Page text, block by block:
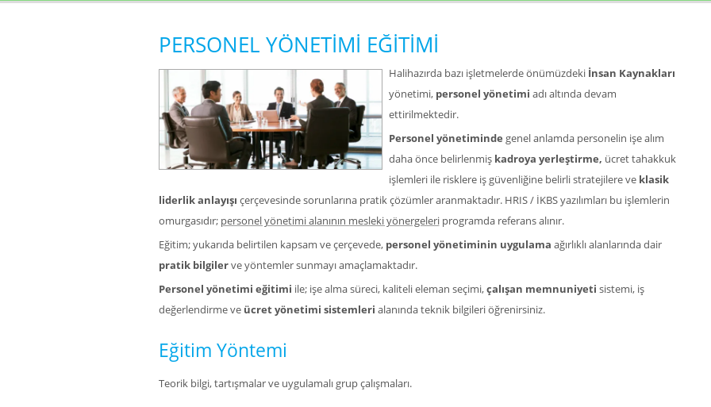
PERSONEL YÖNETİMİ EĞİTİMİ
Halihazırda bazı işletmelerde önümüzdeki İnsan Kaynakları
yönetimi, personel yönetimi adı altında devam
ettirilmektedir.
Personel yönetiminde genel anlamda personelin işe alım
daha önce belirlenmiş kadroya yerleştirme, ücret tahakkuk
işlemleri ile risklere iş güvenliğine belirli stratejilere ve klasik
liderlik anlayışı çerçevesinde sorunlarına pratik çözümler aranmaktadır. HRIS / İKBS yazılımları bu işlemlerin
omurgasıdır; personel yönetimi alanının mesleki yönergeleriprogramda referans alınır.
Eğitim; yukarıda belirtilen kapsam ve çerçevede, personel yönetiminin uygulama ağırlıklı alanlarında dair
pratik bilgilerve yöntemler sunmayı amaçlamaktadır.
Personel yönetimi eğitimi ile; işe alma süreci, kaliteli eleman seçimi,çalışan memnuniyeti sistemi, iş
değerlendirme ve ücret yönetimi sistemleri alanında teknik bilgileri öğrenirsiniz.
Eğitim Yöntemi
Teorik bilgi, tartışmalar ve uygulamalı grup çalışmaları.